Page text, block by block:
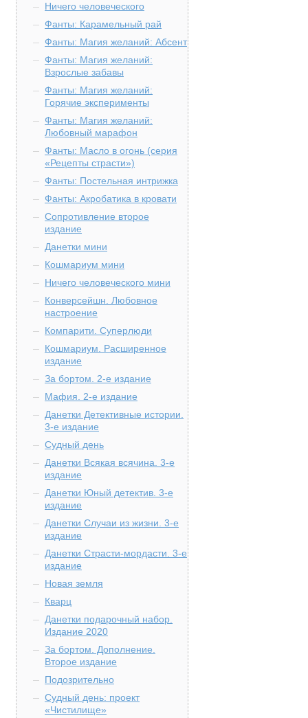
Ничего человеческого
Фанты: Карамельный рай
Фанты: Магия желаний: Абсент
Фанты: Магия желаний:
Взрослые забавы
Фанты: Магия желаний:
Горячие эксперименты
Фанты: Магия желаний:
Любовный марафон
Фанты: Масло в огонь (серия
«Рецепты страсти»)
Фанты: Постельная интрижка
Фанты: Акробатика в кровати
Сопротивление второе
издание
Данетки мини
Кошмариум мини
Ничего человеческого мини
Конверсейшн. Любовное
настроение
Компарити. Суперлюди
Кошмариум. Расширенное
издание
За бортом. 2-е издание
Мафия. 2-е издание
Данетки Детективные истории.
3-е издание
Судный день
Данетки Всякая всячина. 3-е
издание
Данетки Юный детектив. 3-е
издание
Данетки Случаи из жизни. 3-е
издание
Данетки Страсти-мордасти. 3-е
издание
Новая земля
Кварц
Данетки подарочный набор.
Издание 2020
За бортом. Дополнение.
Второе издание
Подозрительно
Судный день: проект
«Чистилище»